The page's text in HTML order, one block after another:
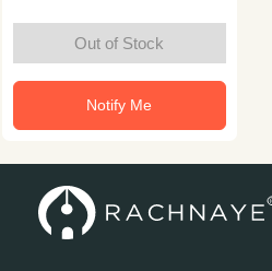
Out of Stock
Notify Me